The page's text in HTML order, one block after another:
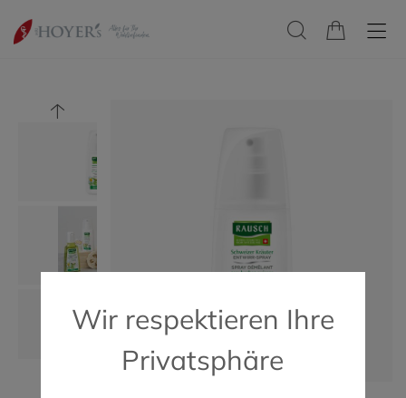
Wir respektieren Ihre
Privatsphäre